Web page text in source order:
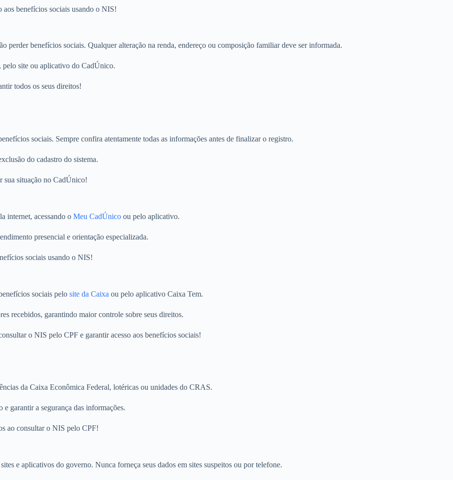
aos benefícios sociais usando o NIS!
perder benefícios sociais. Qualquer alteração na renda, endereço ou composição familiar deve ser informada.
pelo site ou aplicativo do CadÚnico.
todos os seus direitos!
sociais. Sempre confira atentamente todas as informações antes de finalizar o registro.
do cadastro do sistema.
sua situação no CadÚnico!
internet, acessando o Meu CadÚnico ou pelo aplicativo.
presencial e orientação especializada.
sociais usando o NIS!
sociais pelo site da Caixa ou pelo aplicativo Caixa Tem.
recebidos, garantindo maior controle sobre seus direitos.
o NIS pelo CPF e garantir acesso aos benefícios sociais!
da Caixa Econômica Federal, lotéricas ou unidades do CRAS.
e garantir a segurança das informações.
ao consultar o NIS pelo CPF!
e aplicativos do governo. Nunca forneça seus dados em sites suspeitos ou por telefone.